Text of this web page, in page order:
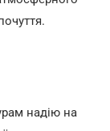
надію на